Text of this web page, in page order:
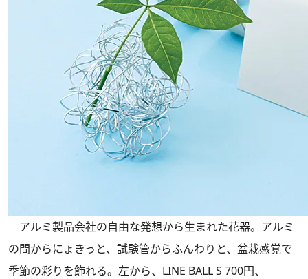
アルミ製品会社の自由な発想から生まれた花器。アルミ
の間からにょきっと、試験管からふんわりと、盆栽感覚で
季節の彩りを飾れる。左から、LINE BALL S 700円、